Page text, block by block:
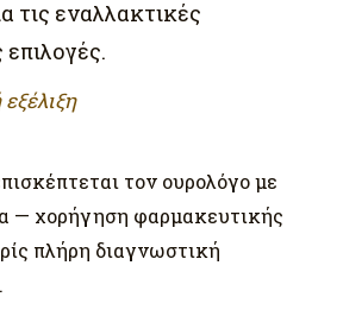
τις εναλλακτικές
τον ουρολόγο με
— χορήγηση φαρμακευτικής
πλήρη διαγνωστική